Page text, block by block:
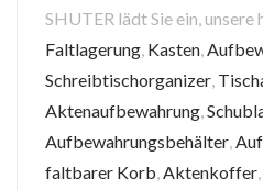
SHUTER lädt Sie ein,
Faltlagerung Kasten
Schreibtischorganizer
Aktenaufbewahrung
Aufbewahrungsbehälter
faltbarer Korb Aktenkoffer